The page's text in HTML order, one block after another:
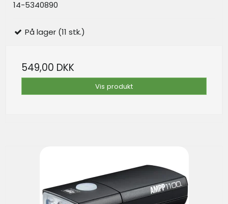
14-5340890
På lager (11 stk.)
549,00 DKK
Vis produkt